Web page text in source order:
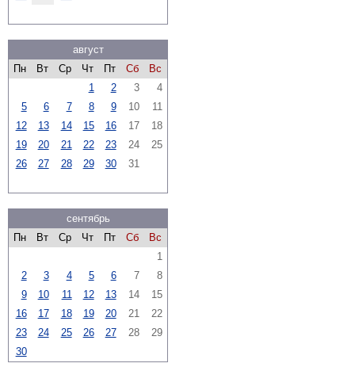
август
Пн
Вт Ср Чт Пт Сб
Вс
1
2 3
4
5
6 7 8 9 10
11
12
13 14 15 16 17
18
19
20 21 22 23 24
25
26
27 28 29 30 31
сентябрь
Пн
Вт Ср Чт Пт Сб
Вс
1
2
3 4 5 6 7
8
9
10 11 12 13 14
15
16
17 18 19 20 21
22
23
24 25 26 27 28
29
30